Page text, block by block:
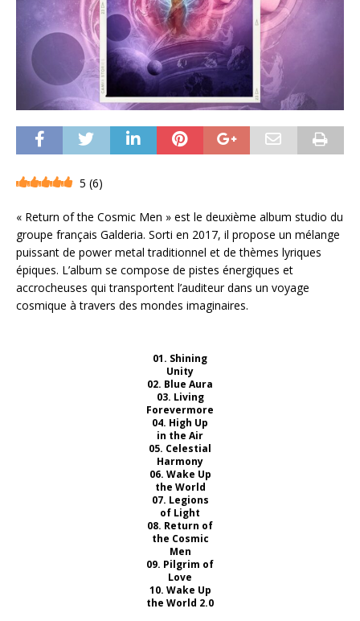
5 (6)
« Return of the Cosmic Men » est le deuxième album studio du
groupe français Galderia. Sorti en 2017, il propose un mélange
puissant de power metal traditionnel et de thèmes lyriques
épiques. L’album se compose de pistes énergiques et
accrocheuses qui transportent l’auditeur dans un voyage
cosmique à travers des mondes imaginaires.
01. Shining
Unity
02. Blue Aura
03. Living
Forevermore
04. High Up
in the Air
05. Celestial
Harmony
06. Wake Up
the World
07. Legions
of Light
08. Return of
the Cosmic
Men
09. Pilgrim of
Love
10. Wake Up
the World 2.0